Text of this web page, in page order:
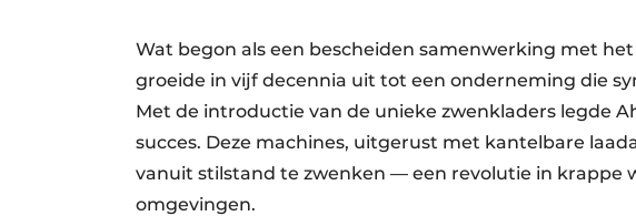
Wat begon als een bescheiden samenwerking met
groeide in vijf decennia uit tot een onderneming die
Met de introductie van de unieke zwenkladers legde
succes. Deze machines, uitgerust met kantelbare
vanuit stilstand te zwenken — een revolutie in krappe
omgevingen.